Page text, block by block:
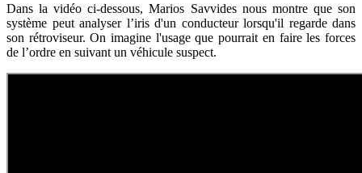
Dans la vidéo ci-dessous, Marios Savvides nous montre que son
système peut analyser l’iris d'un conducteur lorsqu'il regarde dans
son rétroviseur. On imagine l'usage que pourrait en faire les forces
de l’ordre en suivant un véhicule suspect.